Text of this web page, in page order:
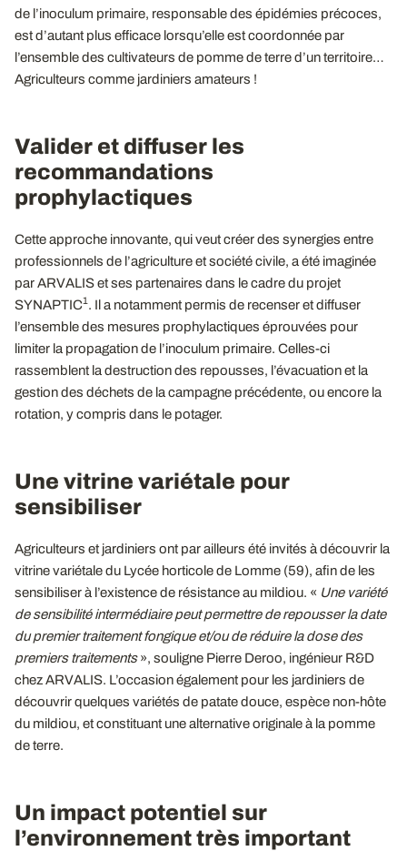
de l’inoculum primaire, responsable des épidémies précoces,
est d’autant plus efficace lorsqu’elle est coordonnée par
l’ensemble des cultivateurs de pomme de terre d’un territoire…
Agriculteurs comme jardiniers amateurs !
Valider et diffuser les
recommandations
prophylactiques
Cette approche innovante, qui veut créer des synergies entre
professionnels de l’agriculture et société civile, a été imaginée
par ARVALIS et ses partenaires dans le cadre du projet
SYNAPTIC1 . Il a notamment permis de recenser et diffuser
l’ensemble des mesures prophylactiques éprouvées pour
limiter la propagation de l’inoculum primaire. Celles-ci
rassemblent la destruction des repousses, l’évacuation et la
gestion des déchets de la campagne précédente, ou encore la
rotation, y compris dans le potager.
Une vitrine variétale pour
sensibiliser
Agriculteurs et jardiniers ont par ailleurs été invités à découvrir la
vitrine variétale du Lycée horticole de Lomme (59), afin de les
sensibiliser à l’existence de résistance au mildiou. « Une variété
de sensibilité intermédiaire peut permettre de repousser la date
du premier traitement fongique et/ou de réduire la dose des
premiers traitements», souligne Pierre Deroo, ingénieur R&D
chez ARVALIS. L’occasion également pour les jardiniers de
découvrir quelques variétés de patate douce, espèce non-hôte
du mildiou, et constituant une alternative originale à la pomme
de terre.
Un impact potentiel sur
l’environnement très important